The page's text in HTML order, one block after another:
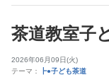
茶道教室子
2026年06月09日(火)
テーマ：
┣●子ども茶道